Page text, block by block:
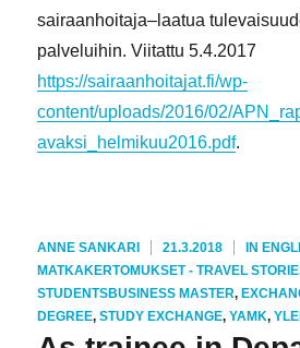
sairaanhoitaja–laatua
palveluihin. Viitattu 5.4.2017
https://sairaanhoitajat.fi/wp-
content/uploads/2016/02/
avaksi_helmikuu2016.pdf.
KIRJOITTAJA
ANNE SANKARI JULKAISTU
21.3.2018 IN
MATKAKERTOMUKSET - TRAVEL
STUDENTSAVAINSANAT
BUSINESS MASTER,
DEGREE,STUDY EXCHANGE,YAMK,